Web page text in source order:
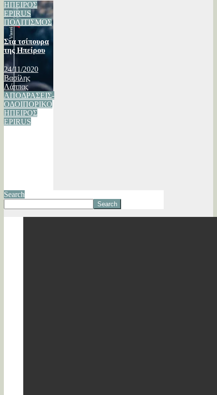
ΗΠΕΙΡΟΣ
EPIRUS
ΠΟΛΙΤΙΣΜΟΣ
Στα τσίπουρα
της Ηπείρου
24/11/2020
Βασίλης
Λάππας
ΑΠΟΔΡΑΣΕΙΣ-
ΟΔΟΙΠΟΡΙΚΟ
ΗΠΕΙΡΟΣ
EPIRUS
Search
Search